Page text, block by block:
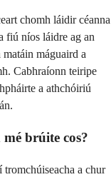
chomh láidir céanna
fiú níos láidre ag an
máguaird a
Cabhraíonn teiripe
a athchóiriú
brúite cos?
a chur